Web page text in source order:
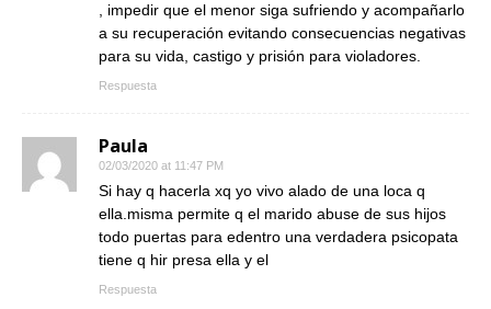
, impedir que el menor siga sufriendo y acompañarlo
a su recuperación evitando consecuencias negativas
para su vida, castigo y prisión para violadores.
Respuesta
Paula
02/03/2020 at 11:47 PM
Si hay q hacerla xq yo vivo alado de una loca q
ella.misma permite q el marido abuse de sus hijos
todo puertas para edentro una verdadera psicopata
tiene q hir presa ella y el
Respuesta